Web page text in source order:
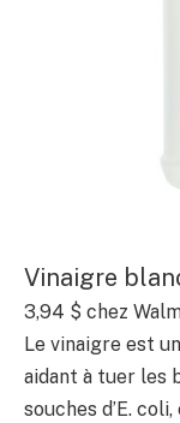
Vinaigre
3,94 $ chez
Le vinaigre est
aidant à tuer les
souches d’E.